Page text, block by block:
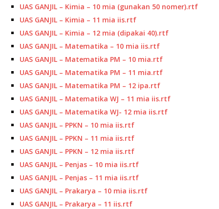
UAS GANJIL – Kimia – 10 mia (gunakan 50 nomer).rtf
UAS GANJIL – Kimia – 11 mia iis.rtf
UAS GANJIL – Kimia – 12 mia (dipakai 40).rtf
UAS GANJIL – Matematika – 10 mia iis.rtf
UAS GANJIL – Matematika PM – 10 mia.rtf
UAS GANJIL – Matematika PM – 11 mia.rtf
UAS GANJIL – Matematika PM – 12 ipa.rtf
UAS GANJIL – Matematika WJ – 11 mia iis.rtf
UAS GANJIL – Matematika WJ- 12 mia iis.rtf
UAS GANJIL – PPKN – 10 mia iis.rtf
UAS GANJIL – PPKN – 11 mia iis.rtf
UAS GANJIL – PPKN – 12 mia iis.rtf
UAS GANJIL – Penjas – 10 mia iis.rtf
UAS GANJIL – Penjas – 11 mia iis.rtf
UAS GANJIL – Prakarya – 10 mia iis.rtf
UAS GANJIL – Prakarya – 11 iis.rtf